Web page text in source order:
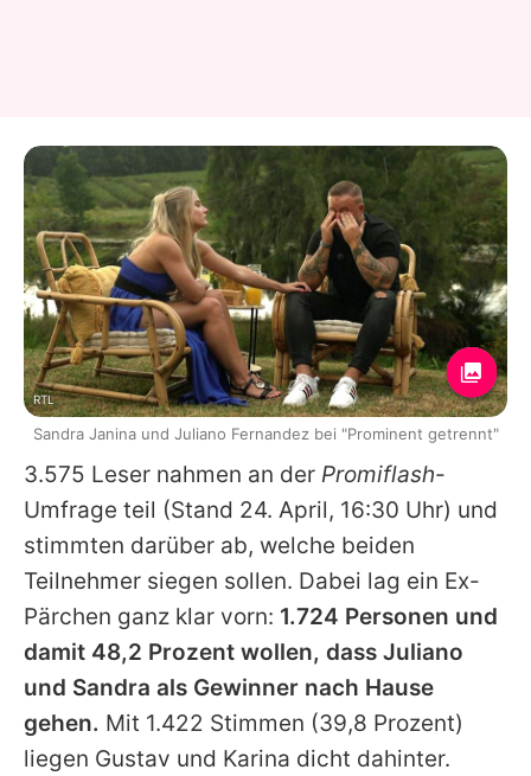
3.575 Leser nahmen an der Promiflash-
Umfrage teil (Stand 24. April, 16:30 Uhr) und
stimmten darüber ab, welche beiden
Teilnehmer siegen sollen. Dabei lag ein Ex-
Pärchen ganz klar vorn: 1.724 Personen und
damit 48,2 Prozent wollen, dass Juliano
und Sandra als Gewinner nach Hause
gehen. Mit 1.422 Stimmen (39,8 Prozent)
liegen Gustav und Karina dicht dahinter.
RTL
Sandra Janina und Juliano Fernandez bei "Prominent getrennt"